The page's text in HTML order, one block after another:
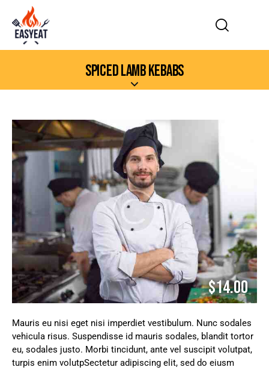
SPICED LAMB KEBABS
$14.00
Mauris eu nisi eget nisi imperdiet vestibulum. Nunc sodales
vehicula risus. Suspendisse id mauris sodales, blandit tortor
eu, sodales justo. Morbi tincidunt, ante vel suscipit volutpat,
turpis enim volutpSectetur adipiscing elit, sed do eiusm